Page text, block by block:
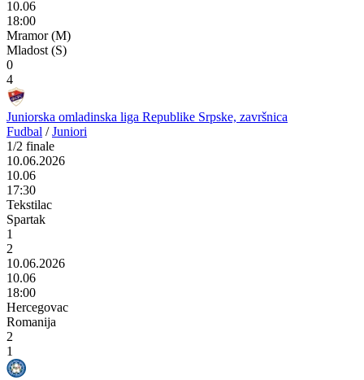
10.06
18:00
Mramor (M)
Mladost (S)
0
4
Juniorska omladinska liga Republike Srpske, završnica
Fudbal / Juniori
1/2 finale
10.06.2026
10.06
17:30
Tekstilac
Spartak
1
2
10.06.2026
10.06
18:00
Hercegovac
Romanija
2
1